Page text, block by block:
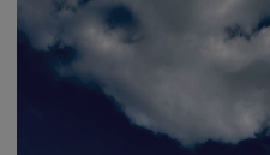
und/oder der
Werbung.
Alle externe